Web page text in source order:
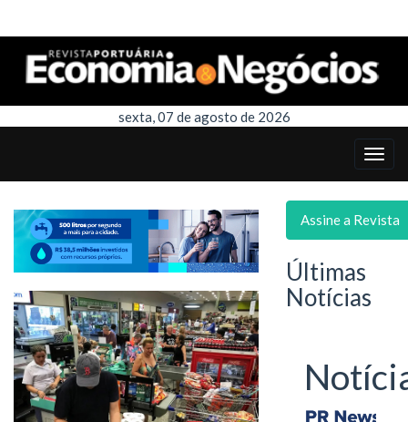
sexta, 07 de agosto de 2026
Assine a Revista
Últimas
Notícias